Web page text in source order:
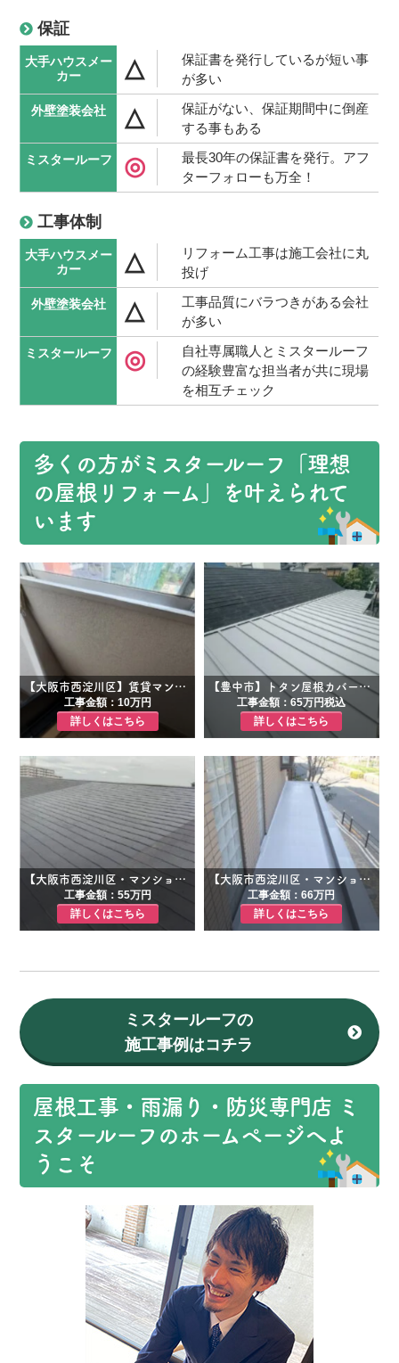
保証
△
保証書を発行しているが短い事
が多い
△
保証がない、保証期間中に倒産
する事もある
◎
最長30年の保証書を発行。アフ
ターフォローも万全！
工事体制
△
リフォーム工事は施工会社に丸
投げ
△
工事品質にバラつきがある会社
が多い
◎
自社専属職人とミスタールーフ
の経験豊富な担当者が共に現場
を相互チェック
多くの方がミスタールーフ「理想
の屋根リフォーム」を叶えられて
います
【大阪市西淀川区】賃貸マンション雨漏り修繕工事
工事金額：10万円
詳しくはこちら
【豊中市】トタン屋根カバー工事・イタチ侵入対策工事
工事金額：65万円税込
詳しくはこちら
【大阪市西淀川区・マンション】予算を抑えた屋根の応急処置（コーキング＋一部塗装）｜台風後も再発なしの雨漏り修理事例
工事金額：55万円
詳しくはこちら
【大阪市西淀川区・マンション】庇からの雨漏り補修＋外壁塗装｜入居率を意識したアースカラー提案｜オーナー様向け事例
工事金額：66万円
詳しくはこちら
ミスタールーフの
施工事例はコチラ
屋根工事・雨漏り・防災専門店 ミ
スタールーフのホームページへよ
うこそ